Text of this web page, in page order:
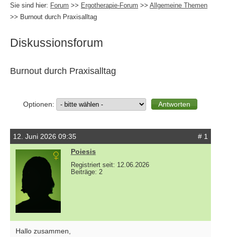
Sie sind hier: Forum >> Ergotherapie-Forum >> Allgemeine Themen
>> Burnout durch Praxisalltag
Diskussionsforum
Burnout durch Praxisalltag
Optionen:
12. Juni 2026 09:35
# 1
Poiesis
Registriert seit: 12.06.2026
Beiträge: 2
Hallo zusammen,